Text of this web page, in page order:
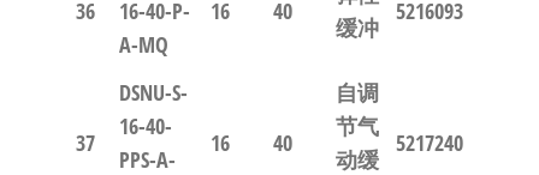
36
16-40-P-
A-MQ
16 40
缓冲
5216093
37
DSNU-S-
16-40-
PPS-A-
16 40
自调
节气
动缓
5217240